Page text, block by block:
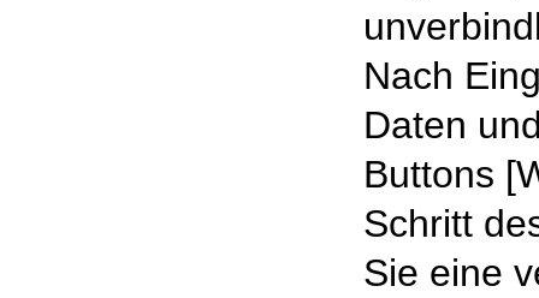
Nach
Daten
Buttons
Schritt
Sie eine